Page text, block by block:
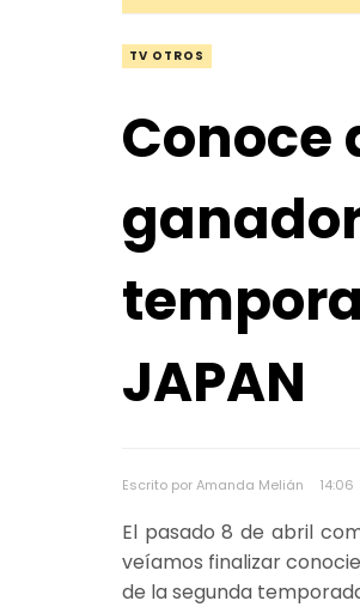
TV OTROS
Conoce
JAPAN
Escrito por Amanda Melián 14:06
El pasado 8 de abril
veíamos finalizar
de la segunda